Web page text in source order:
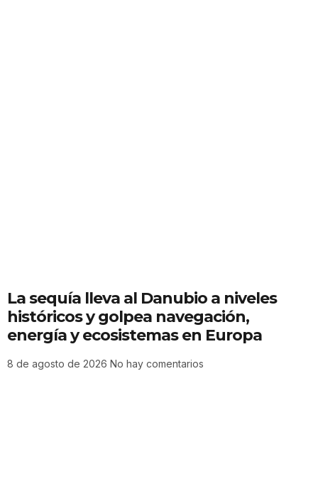
La sequía lleva al Danubio a niveles
históricos y golpea navegación,
energía y ecosistemas en Europa
8 de agosto de 2026 No hay comentarios